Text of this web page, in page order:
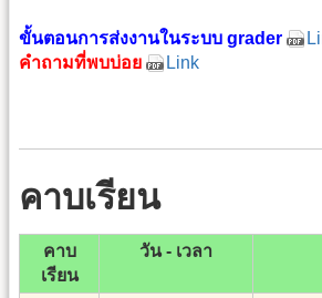
ขั้นตอนการส่งงานในระบบ grader
คำถามที่พบบ่อย
Link
คาบเรียน
คาบ
เรียน
วัน - เวลา